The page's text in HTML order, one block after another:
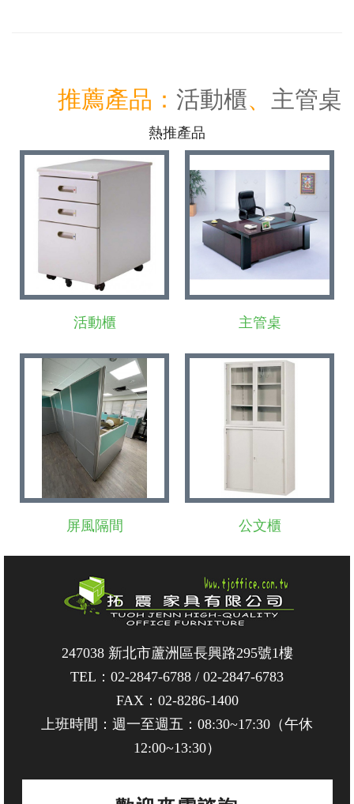
推薦產品： 活動櫃、 主管桌
熱推產品
活動櫃 主管桌
屏風隔間 公文櫃
247038 新北市蘆洲區長興路295號1樓
TEL： 02-2847-6788 / 02-2847-6783
FAX：02-8286-1400
上班時間：週一至週五：08:30~17:30（午休
12:00~13:30）